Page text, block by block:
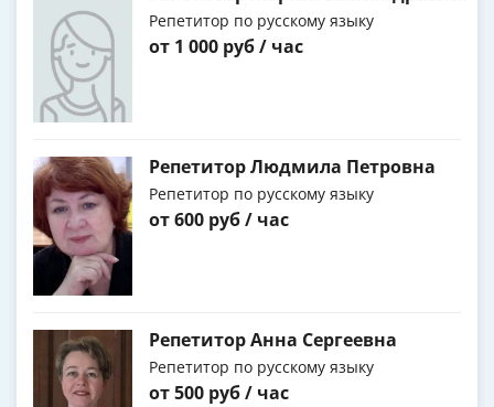
Репетитор по русскому языку
от 1 000 руб / час
Репетитор Людмила Петровна
Репетитор по русскому языку
от 600 руб / час
Репетитор Анна Сергеевна
Репетитор по русскому языку
от 500 руб / час